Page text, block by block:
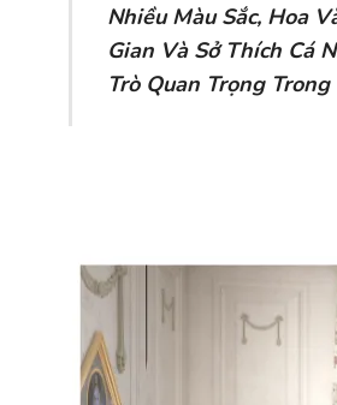
Nhiều Màu Sắc, Hoa
Gian Và Sở Thích Cá
Trò Quan Trọng